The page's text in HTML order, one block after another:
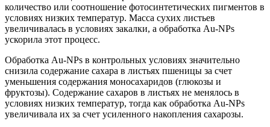
количество или соотношение фотосинтетических пигментов в
условиях низких температур. Масса сухих листьев
увеличивалась в условиях закалки, а обработка Au-NPs
ускорила этот процесс.
Обработка Au-NPs в контрольных условиях значительно
снизила содержание сахара в листьях пшеницы за счет
уменьшения содержания моносахаридов (глюкозы и
фруктозы). Содержание сахаров в листьях не менялось в
условиях низких температур, тогда как обработка Au-NPs
увеличивала их за счет усиленного накопления сахарозы.